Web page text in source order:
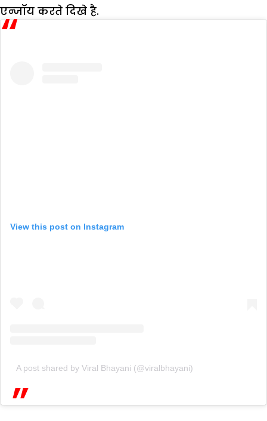
एन्जॉय करते दिखे है.
View this post on Instagram
A post shared by Viral Bhayani (@viralbhayani)